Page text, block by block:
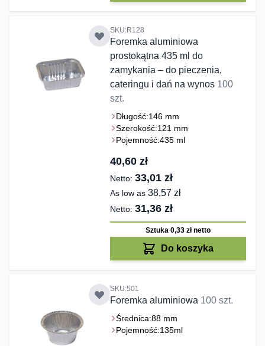
SKU:R128
Foremka aluminiowa
prostokątna 435 ml do
zamykania – do pieczenia,
cateringu i dań na wynos 100
szt.
Długość:146 mm
Szerokość:121 mm
Pojemność:435 ml
40,60 zł
33,01 zł
As low as 38,57 zł
31,36 zł
Sztuka 0,33 złnetto
Do koszyka
SKU:501
Foremka aluminiowa 100 szt.
Średnica:88 mm
Pojemność:135ml